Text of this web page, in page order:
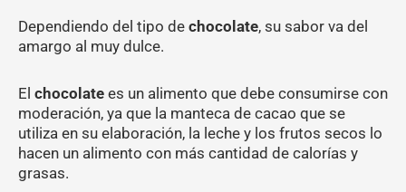
Dependiendo del tipo de chocolate, su sabor va del
amargo al muy dulce.
El chocolate es un alimento que debe consumirse con
moderación, ya que la manteca de cacao que se
utiliza en su elaboración, la leche y los frutos secos lo
hacen un alimento con más cantidad de calorías y
grasas.